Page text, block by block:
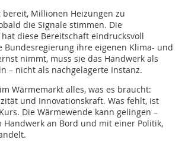
bereit, Millionen Heizungen zu
die Signale stimmen. Die
diese Bereitschaft eindrucksvoll
Bundesregierung ihre eigenen Klima- und
nimmt, muss sie das Handwerk als
– nicht als nachgelagerte Instanz.
Wärmemarkt alles, was es braucht:
und Innovationskraft. Was fehlt, ist
Die Wärmewende kann gelingen –
an Bord und mit einer Politik,